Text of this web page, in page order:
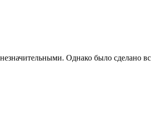
Однако было сделано